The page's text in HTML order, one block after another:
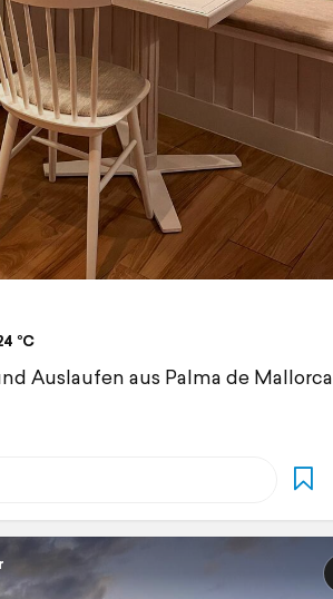
°C
Auslaufen aus Palma de Mallorca